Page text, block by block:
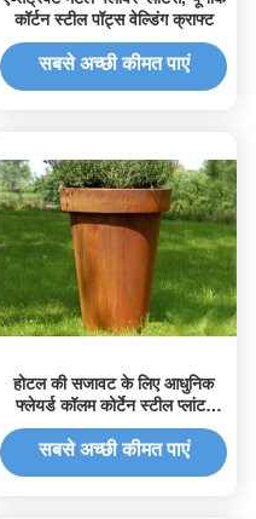
कॉर्टन स्टील पॉट्स वेल्डिंग क्राफ्ट
सबसे अच्छी कीमत पाएं
होटल की सजावट के लिए आधुनिक
फ्लेयर्ड कॉलम कोर्टेन स्टील प्लांटर
फ्लावर पॉट
सबसे अच्छी कीमत पाएं